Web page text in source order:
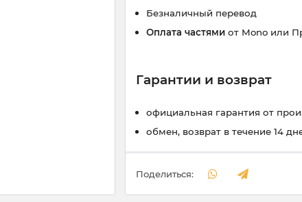
Безналичный перевод
Оплата частями от Mono или
Гарантии и возврат
официальная гарантия от
обмен, возврат в течение 14
Поделиться: